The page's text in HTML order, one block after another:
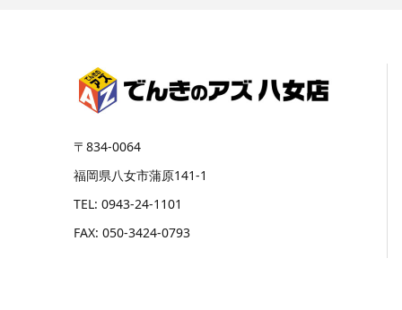
〒834-0064
福岡県八女市蒲原141-1
TEL: 0943-24-1101
FAX: 050-3424-0793